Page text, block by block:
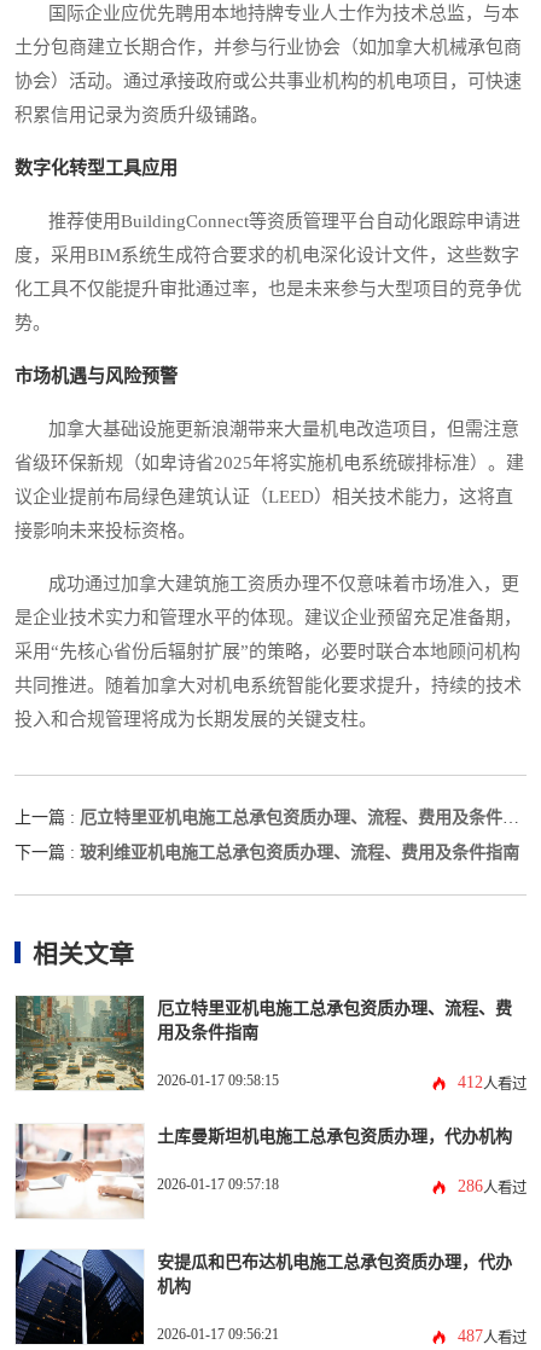
国际企业应优先聘用本地持牌专业人士作为技术总监，与本
土分包商建立长期合作，并参与行业协会（如加拿大机械承包商
协会）活动。通过承接政府或公共事业机构的机电项目，可快速
积累信用记录为资质升级铺路。
数字化转型工具应用
推荐使用BuildingConnect等资质管理平台自动化跟踪申请进
度，采用BIM系统生成符合要求的机电深化设计文件，这些数字
化工具不仅能提升审批通过率，也是未来参与大型项目的竞争优
势。
市场机遇与风险预警
加拿大基础设施更新浪潮带来大量机电改造项目，但需注意
省级环保新规（如卑诗省2025年将实施机电系统碳排标准）。建
议企业提前布局绿色建筑认证（LEED）相关技术能力，这将直
接影响未来投标资格。
成功通过加拿大建筑施工资质办理不仅意味着市场准入，更
是企业技术实力和管理水平的体现。建议企业预留充足准备期，
采用“先核心省份后辐射扩展”的策略，必要时联合本地顾问机构
共同推进。随着加拿大对机电系统智能化要求提升，持续的技术
投入和合规管理将成为长期发展的关键支柱。
上一篇 : 厄立特里亚机电施工总承包资质办理、流程、费用及条件指
南下一篇 : 玻利维亚机电施工总承包资质办理、流程、费用及条件指南
相关文章
厄立特里亚机电施工总承包资质办理、流程、费
用及条件指南
2026-01-17 09:58:15 412人看过
土库曼斯坦机电施工总承包资质办理，代办机构
2026-01-17 09:57:18 286人看过
安提瓜和巴布达机电施工总承包资质办理，代办
机构
2026-01-17 09:56:21 487人看过